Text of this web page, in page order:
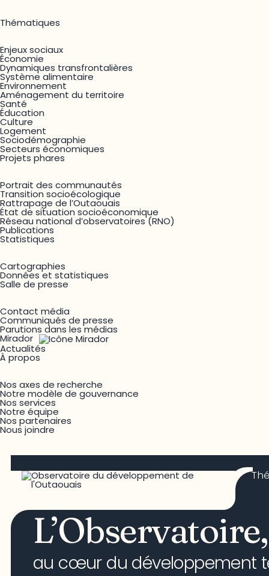
Thématiques
Enjeux sociaux
Économie
Dynamiques transfrontalières
Système alimentaire
Environnement
Aménagement du territoire
Santé
Éducation
Culture
Logement
Sociodémographie
Secteurs économiques
Projets phares
Portrait des communautés
Transition socioécologique
Rattrapage de l’Outaouais
État de situation socioéconomique
Réseau national d’observatoires (RNO)
Publications
Statistiques
Cartographies
Données et statistiques
Salle de presse
Contact média
Communiqués de presse
Parutions dans les médias
Mirador
Actualités
À propos
Nos axes de recherche
Notre modèle de gouvernance
Nos services
Notre équipe
Nos partenaires
Nous joindre
L’Observatoire,
au cœur du développement